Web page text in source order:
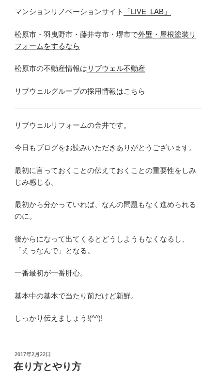
マンションリノベーションサイト 「LIVE_LAB」
松原市・羽曳野市・藤井寺市・堺市で外壁・屋根塗装リ
フォームをするなら
松原市の不動産情報は リブウェル不動産
リブウェルグループの採用情報はこちら
リブウェルリフォームの金井です。
今日もブログをお読みいただきありがとうございます。
最初に言っておくことの伝えておくことの重要性をしみ
じみ感じる。
最初から分かっていれば、なんの問題もなく進められる
のに。
後からになって出てくるとどうしようもなくなるし、
「えっなんで」となる。
一番最初が一番肝心。
基本中の基本で当たり前だけど新鮮。
しっかり伝えましょう!(^^)!
投
稿
日:
2017年2月22日
在り方とやり方